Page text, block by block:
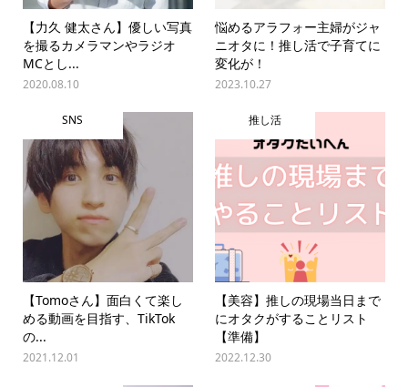
【力久 健太さん】優しい写真
を撮るカメラマンやラジオ
MCとし...
2020.08.10
悩めるアラフォー主婦がジャ
ニオタに！推し活で子育てに
変化が！
2023.10.27
SNS
【Tomoさん】面白くて楽し
める動画を目指す、TikTok
の...
2021.12.01
推し活
【美容】推しの現場当日まで
にオタクがすることリスト
【準備】
2022.12.30